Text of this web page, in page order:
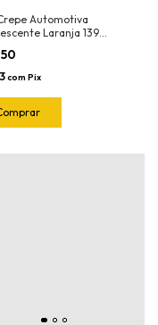
Automotiva
Laranja 139
Nastro
com Pix